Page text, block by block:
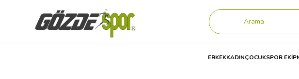
ERKEKKADINÇOCUKSPOR